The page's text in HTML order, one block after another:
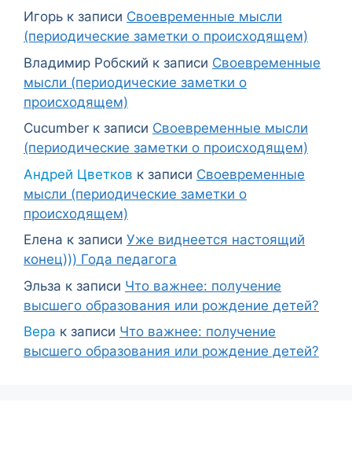
Игорь к записи Своевременные мысли
(периодические заметки о происходящем)
Владимир Робский к записи Своевременные
мысли (периодические заметки о
происходящем)
Cucumber к записи Своевременные мысли
(периодические заметки о происходящем)
Андрей Цветков к записи Своевременные
мысли (периодические заметки о
происходящем)
Елена к записи Уже виднеется настоящий
конец))) Года педагога
Эльза к записи Что важнее: получение
высшего образования или рождение детей?
Вера к записи Что важнее: получение
высшего образования или рождение детей?